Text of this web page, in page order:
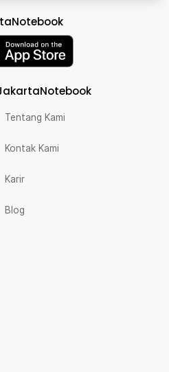
Tentang Kami
Kontak Kami
Karir
Blog